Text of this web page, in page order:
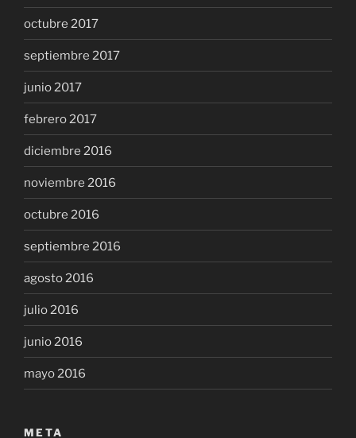
octubre 2017
septiembre 2017
junio 2017
febrero 2017
diciembre 2016
noviembre 2016
octubre 2016
septiembre 2016
agosto 2016
julio 2016
junio 2016
mayo 2016
META